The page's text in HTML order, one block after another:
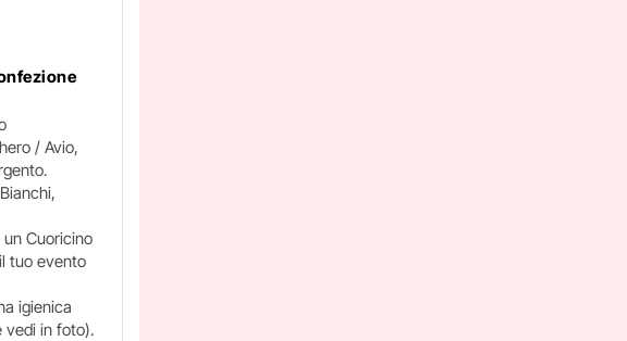
/ Avio,
Cuoricino
tuo evento
igienica
vedi in foto).